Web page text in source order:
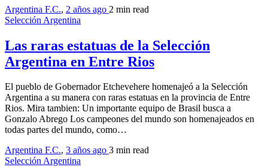
Argentina F.C., 2 años ago 2 min read
Selección Argentina
Las raras estatuas de la Selección
Argentina en Entre Rios
El pueblo de Gobernador Etchevehere homenajeó a la Selección
Argentina a su manera con raras estatuas en la provincia de Entre
Rios. Mira tambien: Un importante equipo de Brasil busca a
Gonzalo Abrego Los campeones del mundo son homenajeados en
todas partes del mundo, como…
Argentina F.C., 3 años ago 3 min read
Selección Argentina